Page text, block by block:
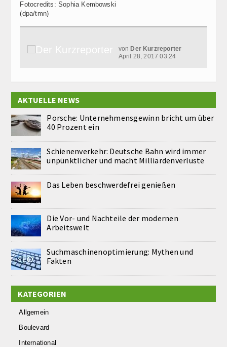
Fotocredits: Sophia Kembowski
(dpa/tmn)
von Der Kurzreporter
April 28, 2017 03:24
AKTUELLE NEWS
Porsche: Unternehmensgewinn bricht um über
40 Prozent ein
Schienenverkehr: Deutsche Bahn wird immer
unpünktlicher und macht Milliardenverluste
Das Leben beschwerdefrei genießen
Die Vor- und Nachteile der modernen
Arbeitswelt
Suchmaschinenoptimierung: Mythen und
Fakten
KATEGORIEN
Allgemein
Boulevard
International